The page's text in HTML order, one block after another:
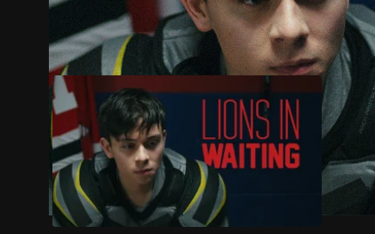
预告 剧照 推荐影片 剧情介绍